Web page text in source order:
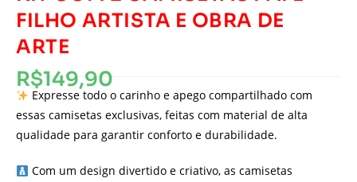
FILHO ARTISTA E OBRA DE
ARTE
R$149,90
Expresse todo o carinho e apego compartilhado com
essas camisetas exclusivas, feitas com material de alta
qualidade para garantir conforto e durabilidade.
Com um design divertido e criativo, as camisetas